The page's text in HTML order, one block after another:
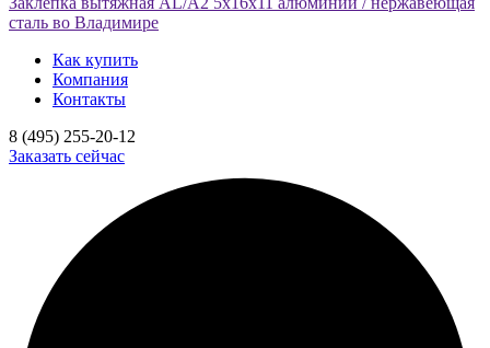
сталь во Владимире
Как купить
Компания
Контакты
8 (495) 255-20-12
Заказать сейчас